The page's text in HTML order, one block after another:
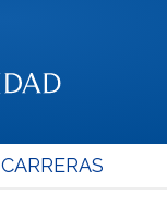
CARRERAS